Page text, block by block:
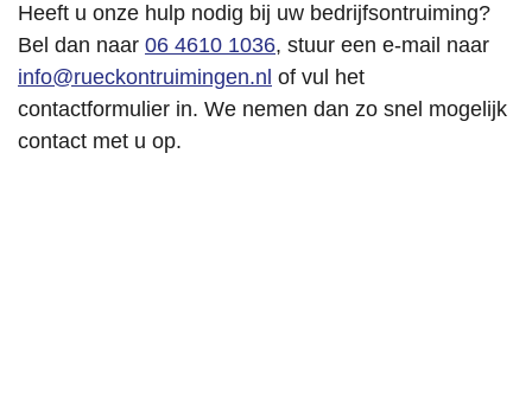
Heeft u onze hulp nodig bij uw bedrijfsontruiming?
Bel dan naar 06 4610 1036, stuur een e-mail naar
info@rueckontruimingen.nl of vul het
contactformulier in. We nemen dan zo snel mogelijk
contact met u op.